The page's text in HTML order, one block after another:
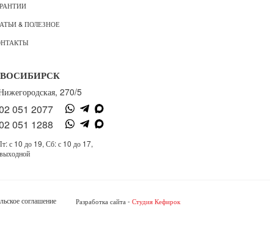
& ПОЛЕЗНОЕ
270/5
051 2077
051 1288
с 10 до 19, Сб: с 10 до 17,
соглашение
Разработка сайта - Студия Кефирок